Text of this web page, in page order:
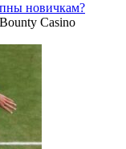
новичкам?
Casino